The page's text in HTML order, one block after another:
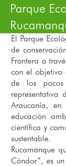
Parque
El Parque
de
Frontera a
con el objetivo
de los pocos
representativa
Araucanía,
educación
científica y
sustentable.
Rucamanque
Cóndor”, es